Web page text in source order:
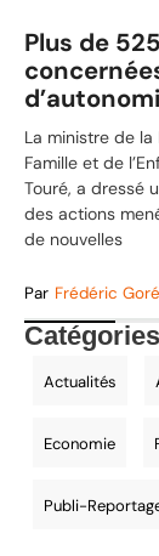
Plus de
femmes
La ministre de la
Famille et de
Touré, a dressé
des actions
de nouvelles
Par Frédéric
Actualités
Economie
Publi-